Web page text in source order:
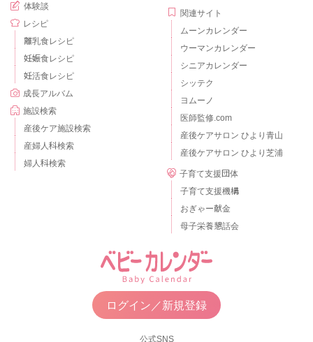
体験談
レシピ
離乳食レシピ
妊娠食レシピ
妊活食レシピ
成長アルバム
施設検索
産後ケア施設検索
産婦人科検索
婦人科検索
関連サイト
ムーンカレンダー
ウーマンカレンダー
シニアカレンダー
シッテク
ヨムーノ
医師監修.com
産後ケアサロン ひより青山
産後ケアサロン ひより芝浦
子育て支援団体
子育て支援機構
おぎゃー献金
母子栄養懇話会
ログイン／新規登録
公式SNS